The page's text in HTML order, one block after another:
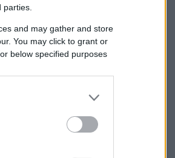
and may gather and store
You may click to grant or
below specified purposes